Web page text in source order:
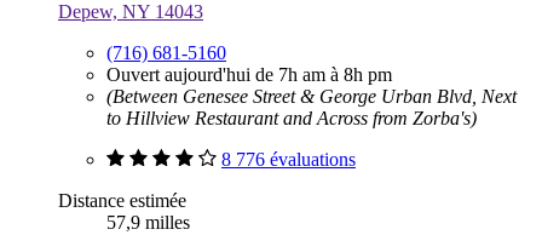
Depew, NY 14043
(716) 681-5160
Ouvert aujourd'hui de 7h am à 8h pm
(Between Genesee Street & George Urban Blvd, Next
to Hillview Restaurant and Across from Zorba's)
8 776 évaluations
Distance estimée
57,9 milles